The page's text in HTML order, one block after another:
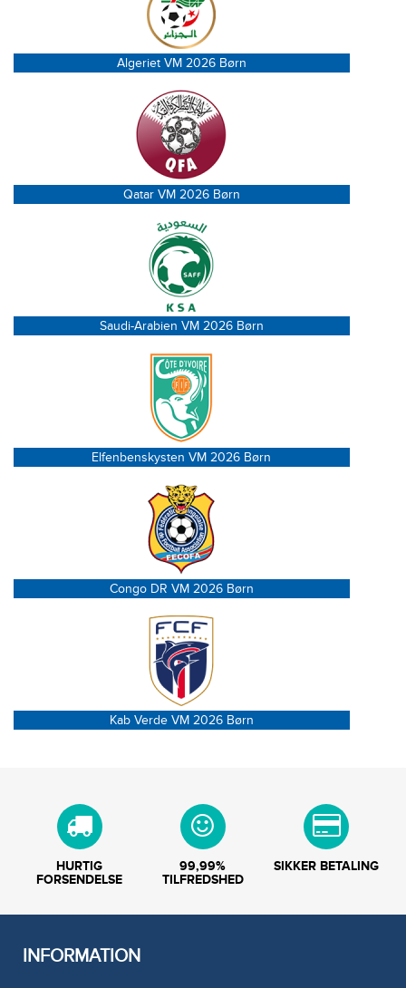
Algeriet VM 2026 Børn
Qatar VM 2026 Børn
Saudi-Arabien VM 2026 Børn
Elfenbenskysten VM 2026 Børn
Congo DR VM 2026 Børn
Kab Verde VM 2026 Børn
HURTIG
FORSENDELSE
99,99%
TILFREDSHED
SIKKER BETALING
INFORMATION